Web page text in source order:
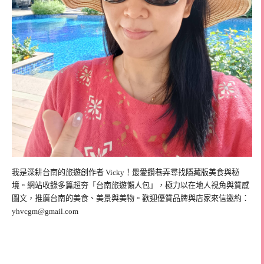
我是深耕台南的旅遊創作者 Vicky！最愛鑽巷弄尋找隱藏版美食與秘
境。網站收錄多篇超夯「台南旅遊懶人包」，極力以在地人視角與質感
圖文，推廣台南的美食、美景與美物。歡迎優質品牌與店家來信邀約：
yhvcgm@gmail.com